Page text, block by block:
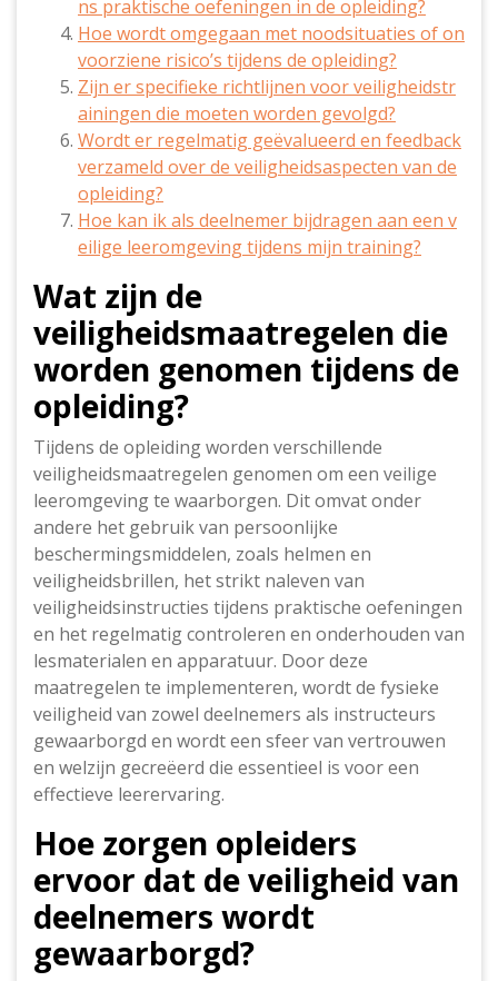
ns praktische oefeningen in de opleiding?
Hoe wordt omgegaan met noodsituaties of on
voorziene risico’s tijdens de opleiding?
Zijn er specifieke richtlijnen voor veiligheidstr
ainingen die moeten worden gevolgd?
Wordt er regelmatig geëvalueerd en feedback
verzameld over de veiligheidsaspecten van de
opleiding?
Hoe kan ik als deelnemer bijdragen aan een v
eilige leeromgeving tijdens mijn training?
Wat zijn de
veiligheidsmaatregelen die
worden genomen tijdens de
opleiding?
Tijdens de opleiding worden verschillende
veiligheidsmaatregelen genomen om een veilige
leeromgeving te waarborgen. Dit omvat onder
andere het gebruik van persoonlijke
beschermingsmiddelen, zoals helmen en
veiligheidsbrillen, het strikt naleven van
veiligheidsinstructies tijdens praktische oefeningen
en het regelmatig controleren en onderhouden van
lesmaterialen en apparatuur. Door deze
maatregelen te implementeren, wordt de fysieke
veiligheid van zowel deelnemers als instructeurs
gewaarborgd en wordt een sfeer van vertrouwen
en welzijn gecreëerd die essentieel is voor een
effectieve leerervaring.
Hoe zorgen opleiders
ervoor dat de veiligheid van
deelnemers wordt
gewaarborgd?